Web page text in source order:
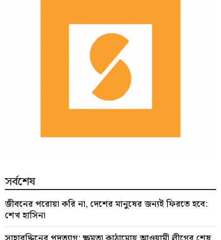
সর্বশেষ
জীবনের পরোয়া করি না, দেশের মানুষের জন্যই ফিরতে হবে:
শেখ হাসিনা